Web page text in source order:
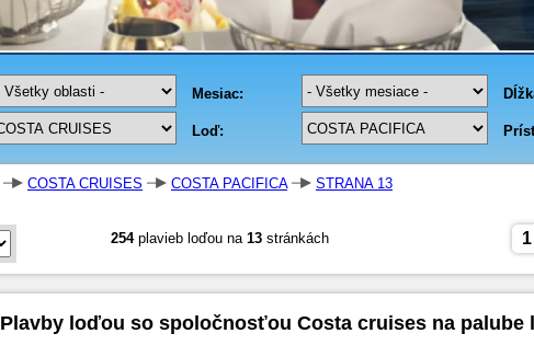
COSTA CRUISES COSTA PACIFICA STRANA 13
254plavieb loďou na 13 stránkách 1
Plavby loďou so spoločnosťou Costa cruises na palube